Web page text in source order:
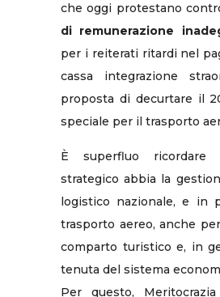
che oggi protestano
di remunerazione
per i reiterati ritardi nel
cassa integrazione
proposta di decurtare il
speciale per il trasporto
È superfluo ricordare
strategico abbia la
logistico nazionale, e in
trasporto aereo, anche
comparto turistico e, in
tenuta del sistema
Per questo,